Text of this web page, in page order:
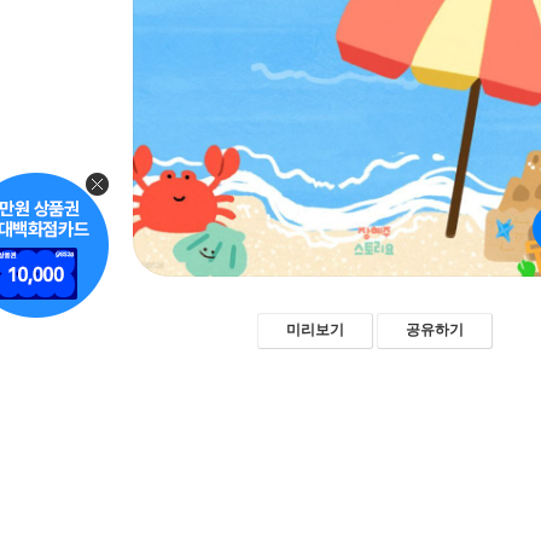
미리보기 공유하기